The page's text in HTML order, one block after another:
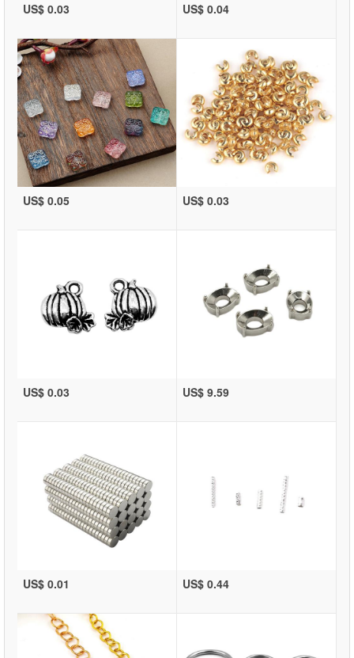
US$ 0.03 US$ 0.04
US$ 0.05 US$ 0.03
US$ 0.03 US$ 9.59
US$ 0.01 US$ 0.44